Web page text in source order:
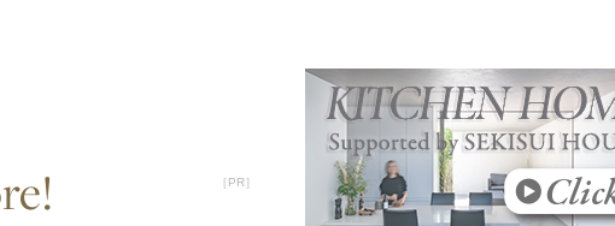
［PR］